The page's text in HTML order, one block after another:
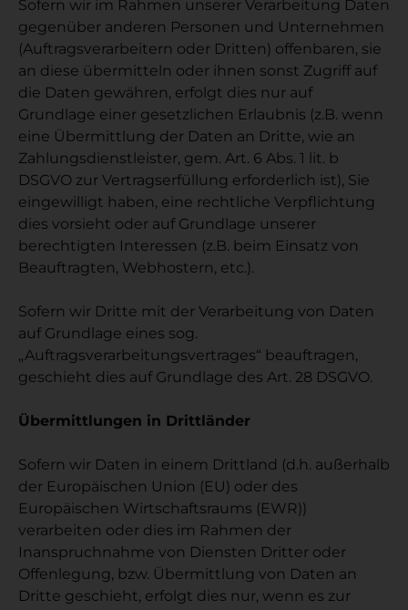
Sofern wir im Rahmen unserer Verarbeitung Daten
gegenüber anderen Personen und Unternehmen
(Auftragsverarbeitern oder Dritten) offenbaren, sie
an diese übermitteln oder ihnen sonst Zugriff auf
die Daten gewähren, erfolgt dies nur auf
Grundlage einer gesetzlichen Erlaubnis (z.B. wenn
eine Übermittlung der Daten an Dritte, wie an
Zahlungsdienstleister, gem. Art. 6 Abs. 1 lit. b
DSGVO zur Vertragserfüllung erforderlich ist), Sie
eingewilligt haben, eine rechtliche Verpflichtung
dies vorsieht oder auf Grundlage unserer
berechtigten Interessen (z.B. beim Einsatz von
Beauftragten, Webhostern, etc.).
Sofern wir Dritte mit der Verarbeitung von Daten
auf Grundlage eines sog.
„Auftragsverarbeitungsvertrages“ beauftragen,
geschieht dies auf Grundlage des Art. 28 DSGVO.
Übermittlungen in Drittländer
Sofern wir Daten in einem Drittland (d.h. außerhalb
der Europäischen Union (EU) oder des
Europäischen Wirtschaftsraums (EWR))
verarbeiten oder dies im Rahmen der
Inanspruchnahme von Diensten Dritter oder
Offenlegung, bzw. Übermittlung von Daten an
Dritte geschieht, erfolgt dies nur, wenn es zur